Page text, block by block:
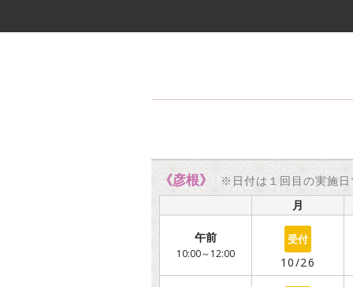
《彦根》
※日付は１回目の実施日
月
午前
10:00～12:00
○
10/26